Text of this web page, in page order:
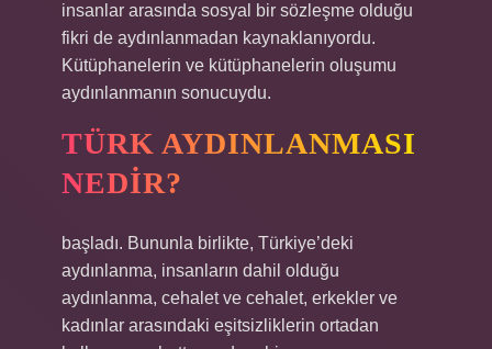
insanlar arasında sosyal bir sözleşme olduğu
fikri de aydınlanmadan kaynaklanıyordu.
Kütüphanelerin ve kütüphanelerin oluşumu
aydınlanmanın sonucuydu.
TÜRK AYDINLANMASI
NEDIR?
başladı. Bununla birlikte, Türkiye’deki
aydınlanma, insanların dahil olduğu
aydınlanma, cehalet ve cehalet, erkekler ve
kadınlar arasındaki eşitsizliklerin ortadan